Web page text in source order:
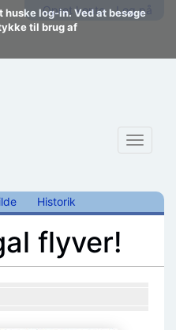
log-in. Ved at besøge
til brug af
Opret konto Log på
Toggle
Historik
flyver!